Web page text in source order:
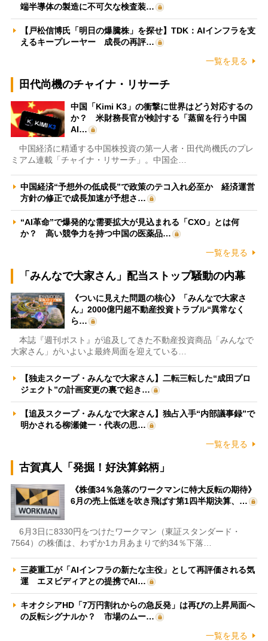
端半導体の製造に不可欠な検査装…
【戸松信博氏「明日の爆騰株」を探せ】TDK：AIインフラを支
えるキープレーヤー 成長の再評…
一覧を見る
田代尚機のチャイナ・リサーチ
中国「Kimi K3」の衝撃に世界はどう対応するの
か？ 米財務長官が検討する「蒸留を行う中国
AI…
中国経済に精通する中国株投資の第一人者・田代尚機氏のプレ
ミアム連載「チャイナ・リサーチ」。中国企…
中国経済“予想外の低成長”で政策のテコ入れ必至か 経済運営
方針の修正で成長加速が予想さ…
“AI革命”で爆発的な需要拡大が見込まれる「CXO」とは何
か？ 高い競争力を持つ中国の医薬品…
一覧を見る
「みんなで大家さん」配当ストップ騒動の内幕
《ついに見えた問題の核心》「みんなで大家さ
ん」2000億円超不動産投資トラブル“異常なく
ら…
本誌『週刊ポスト』が追及してきた不動産投資商品「みんなで
大家さん」がいよいよ最終局面を迎えている…
【独走スクープ・みんなで大家さん】二転三転した“成田プロ
ジェクト”の計画変更の裏で起き…
【追及スクープ・みんなで大家さん】独占入手“内部議事録”で
明かされる柳瀬健一・代表の思…
一覧を見る
古賀真人「発掘！好決算銘柄」
《株価34％急落のワークマンに特大反転の期待》
6月の売上低迷を吹き飛ばす第1四半期決算、…
6月3日に8330円をつけたワークマン（東証スタンダード・
7564）の株価は、わずか1カ月あまりで約34％下落…
三菱重工が「AIインフラの新たな主役」として再評価される気
運 エヌビディアとの提携でAI…
キオクシアHD「7万円割れからの急反発」は再びの上昇局面へ
の反転シグナルか？ 市場のムー…
一覧を見る